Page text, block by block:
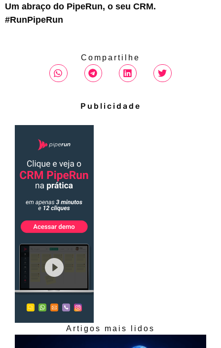
Um abraço do PipeRun, o seu CRM.
#RunPipeRun
Compartilhe
Publicidade
Artigos mais lidos